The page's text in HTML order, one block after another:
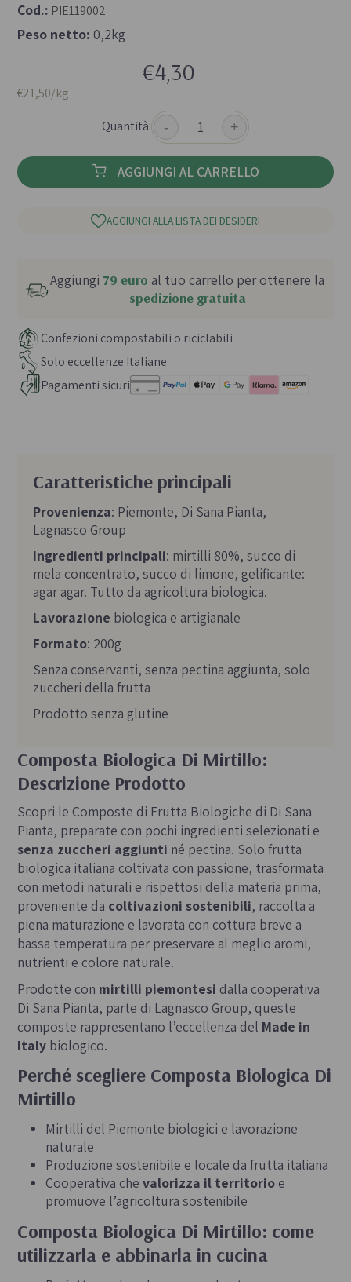
Cod.: PIE119002
Peso netto: 0,2kg
€4,30
€21,50/kg
Quantità:
- +
AGGIUNGI AL CARRELLO
AGGIUNGI ALLA LISTA DEI DESIDERI
Aggiungi 79 euro al tuo carrello per ottenere la
spedizione gratuita
Confezioni compostabili o riciclabili
Solo eccellenze Italiane
Pagamenti sicuri
Composta Biologica Di Mirtillo:
Descrizione Prodotto
Scopri le Composte di Frutta Biologiche di Di Sana
Pianta, preparate con pochi ingredienti selezionati e
senza zuccheri aggiunti né pectina. Solo frutta
biologica italiana coltivata con passione, trasformata
con metodi naturali e rispettosi della materia prima,
proveniente da coltivazioni sostenibili, raccolta a
piena maturazione e lavorata con cottura breve a
bassa temperatura per preservare al meglio aromi,
nutrienti e colore naturale.
Prodotte con mirtilli piemontesi dalla cooperativa
Di Sana Pianta, parte di Lagnasco Group, queste
composte rappresentano l’eccellenza del Made in
Italy biologico.
Perché scegliere Composta Biologica Di
Mirtillo
Mirtilli del Piemonte biologici e lavorazione
naturale
Produzione sostenibile e locale da frutta italiana
Cooperativa chevalorizza il territorioe
promuove l’agricoltura sostenibile
Composta Biologica Di Mirtillo: come
utilizzarla e abbinarla in cucina
Caratteristiche principali
Provenienza: Piemonte, Di Sana Pianta,
Lagnasco Group
Ingredienti principali: mirtilli 80%, succo di
mela concentrato, succo di limone, gelificante:
agar agar. Tutto da agricoltura biologica.
Lavorazione biologica e artigianale
Formato: 200g
Senza conservanti, senza pectina aggiunta, solo
zuccheri della frutta
Prodotto senza glutine